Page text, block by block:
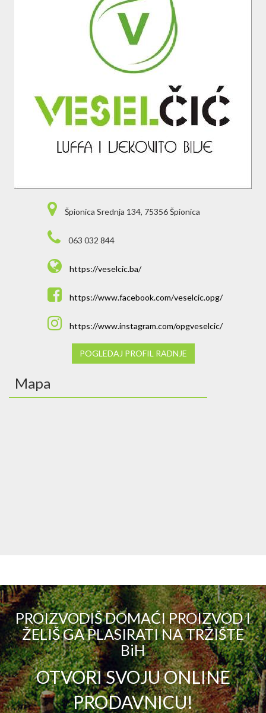
Špionica Srednja 134, 75356 Špionica
063 032 844
https://veselcic.ba/
https://www.facebook.com/veselcic.opg/
https://www.instagram.com/opgveselcic/
POGLEDAJ PROFIL RADNJE
Mapa
PROIZVODIŠ DOMAĆI PROIZVOD I
ŽELIŠ GA PLASIRATI NA TRŽIŠTE
BiH
OTVORI SVOJU ONLINE
PRODAVNICU!